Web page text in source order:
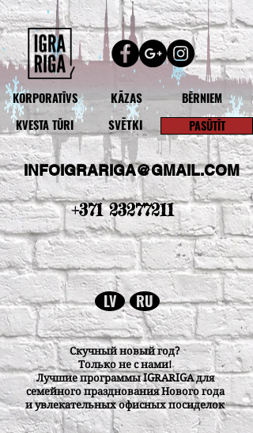
INFOIGRARIGA@GMAIL.COM
KORPORATĪVS BĒRNIEM
KĀZAS
SVĒTKI
KVESTA TŪRI PASŪTĪT
+371 23277211
LV RU
Скучный новый год?
Только не с нами!
Лучшие программы IGRARIGA для
семейного празднования Нового года
и увлекательных офисных посиделок